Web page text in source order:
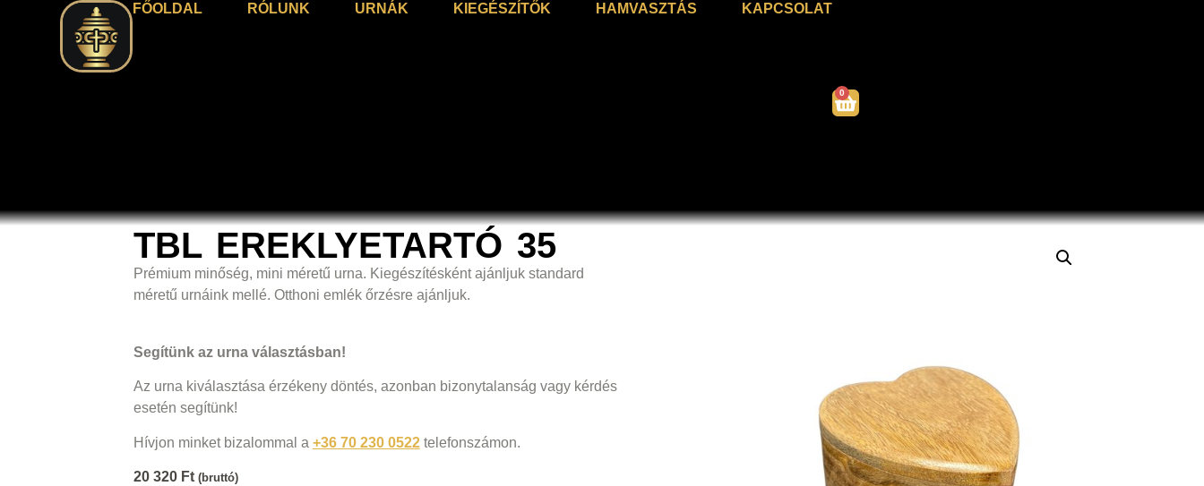
FŐOLDAL RÓLUNK URNÁK KIEGÉSZÍTŐK HAMVASZTÁS KAPCSOLAT
0
TBL EREKLYETARTÓ 35
Prémium minőség, mini méretű urna. Kiegészítésként ajánljuk standard
méretű urnáink mellé. Otthoni emlék őrzésre ajánljuk.
Segítünk az urna választásban!
Az urna kiválasztása érzékeny döntés, azonban bizonytalanság vagy kérdés
esetén segítünk!
Hívjon minket bizalommal a +36 70 230 0522telefonszámon.
20 320 Ft (bruttó)